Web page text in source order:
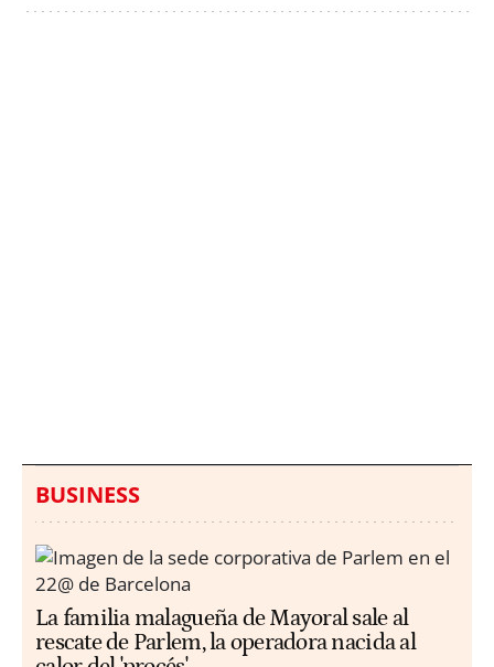
BUSINESS
La familia malagueña de Mayoral sale al
rescate de Parlem, la operadora nacida al